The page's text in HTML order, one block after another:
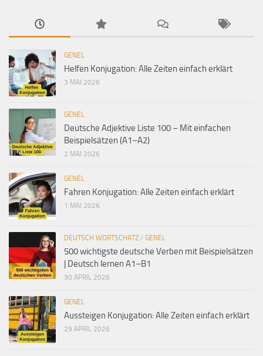
GENEL
Helfen Konjugation: Alle Zeiten einfach erklärt
3 MAI 2026
GENEL
Deutsche Adjektive Liste 100 – Mit einfachen
Beispielsätzen (A1–A2)
2 MAI 2026
GENEL
Fahren Konjugation: Alle Zeiten einfach erklärt
1 MAI 2026
DEUTSCH WORTSCHATZ / GENEL
500 wichtigste deutsche Verben mit Beispielsätzen
| Deutsch lernen A1–B1
30 APRIL 2026
GENEL
Aussteigen Konjugation: Alle Zeiten einfach erklärt
29 APRIL 2026